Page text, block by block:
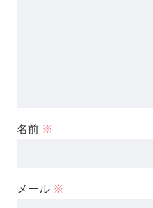
名前 ※
メール ※